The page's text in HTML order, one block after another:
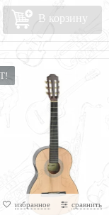
В корзину
избранное сравнить